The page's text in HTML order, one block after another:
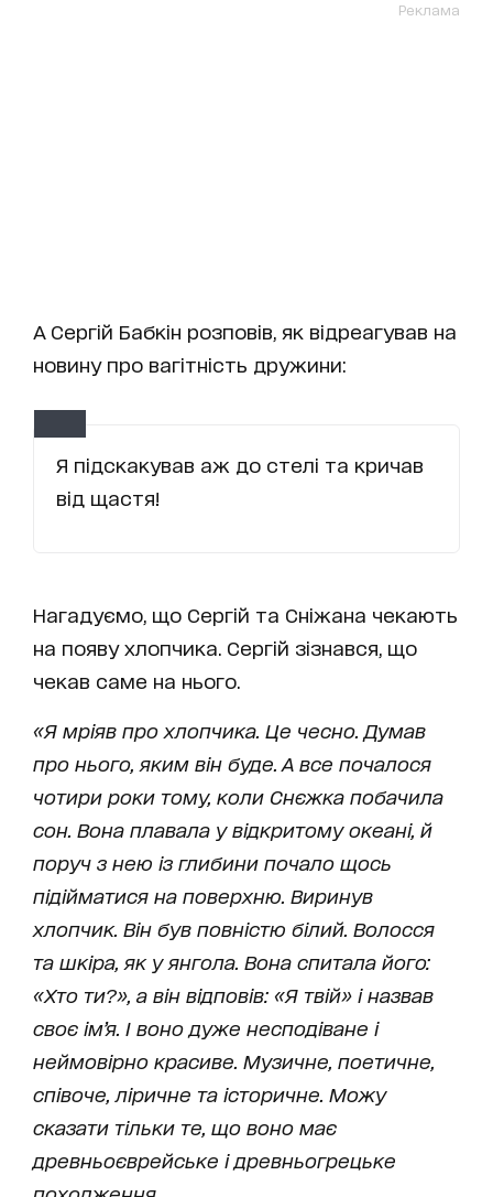
Реклама
А Сергій Бабкін розповів, як відреагував на
новину про вагітність дружини:
Я підскакував аж до стелі та кричав
від щастя!
Нагадуємо, що Сергій та Сніжана чекають
на появу хлопчика. Сергій зізнався, що
чекав саме на нього.
«Я мріяв про хлопчика. Це чесно. Думав
про нього, яким він буде. А все почалося
чотири роки тому, коли Снєжка побачила
сон. Вона плавала у відкритому океані, й
поруч з нею із глибини почало щось
підійматися на поверхню. Виринув
хлопчик. Він був повністю білий. Волосся
та шкіра, як у янгола. Вона спитала його:
«Хто ти?», а він відповів: «Я твій» і назвав
своє ім’я. І воно дуже несподіване і
неймовірно красиве. Музичне, поетичне,
співоче, ліричне та історичне. Можу
сказати тільки те, що воно має
древньоєврейське і древньогрецьке
походження.